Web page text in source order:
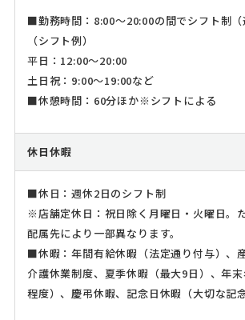
■勤務時間：8:00～20:00の間でシフト制（
（シフト例）
平日：12:00～20:00
土日祝：9:00～19:00など
■休憩時間：60分ほか※シフトによる
休日休暇
■休日：週休2日のシフト制
※店舗定休日：祝日除く月曜日・火曜日。
配属先により一部異なります。
■休暇：年間有給休暇（法定通り付与）、
介護休業制度、夏季休暇（最大9日）、年
程度）、慶弔休暇、記念日休暇（大切な記